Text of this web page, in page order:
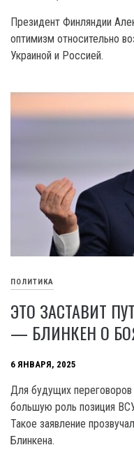
Президент Финляндии
оптимизм относительно
Украиной и Россией.
ПОЛИТИКА
ЭТО ЗАСТАВИТ
— БЛИНКЕН О
6 ЯНВАРЯ, 2025
Для будущих
большую роль позиция
Такое заявление
Блинкена.